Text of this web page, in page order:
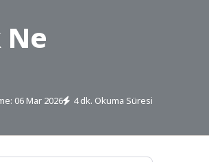
06 Mar 2026 4 dk. Okuma Süresi